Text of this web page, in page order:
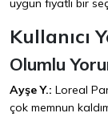
uygun fiyatlı bir
Kullanıcı
Olumlu
Ayşe Y.: Loreal
çok memnun